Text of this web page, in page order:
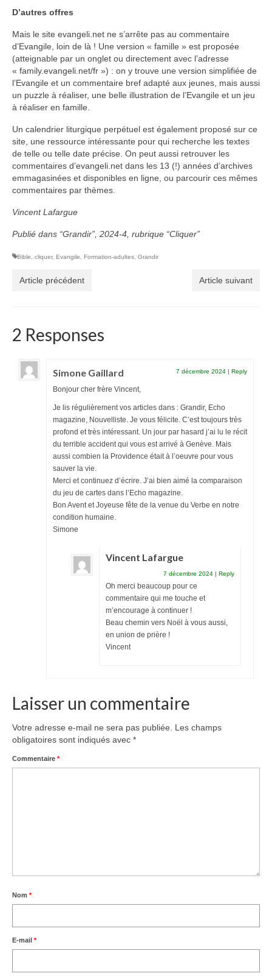
SpiNéma
Vidéos Bibliques
Autres Vidéos
Apprendre
Conférences, Retraites
Enseignements ALTIUS
Enseignements CCRFE-ABC
Autres Enseignements
Anciens enseignements Théodule
Prier
Lieux et Dates
D’autres offres
Mais le site evangeli.net ne s’arrête pas au commentaire
d’Evangile, loin de là ! Une version « famille » est proposée
(atteignable par un onglet ou directement avec l’adresse
« family.evangeli.net/fr ») : on y trouve une version simplifiée de
l’Evangile et un commentaire bref adapté aux jeunes, mais aussi
un puzzle à réaliser, une belle illustration de l’Evangile et un jeu
à réaliser en famille.
Un calendrier liturgique perpétuel est également proposé sur ce
site, une ressource intéressante pour qui recherche les textes
de telle ou telle date précise. On peut aussi retrouver les
commentaires d’evangeli.net dans les 13 (!) années d’archives
emmagasinées et disponibles en ligne, ou parcourir ces mêmes
commentaires par thèmes.
Vincent Lafargue
Publié dans “Grandir”, 2024-4, rubrique “Cliquer”
Bible, cliquer, Evangile, Formation-adultes, Grandir
Article précédent Article suivant
2 Responses
Simone Gaillard 7 décembre 2024 | Reply
Bonjour cher frère Vincent,
Je lis régulièrement vos articles dans : Grandir, Echo
magazine, Nouvelliste. Je vous félicite. C’est toujours très
profond et très intéressant. Un jour par hasard j’ai lu le récit
du terrible accident qui vous est arrivé à Genève. Mais
aussi combien la Providence était à l’oeuvre pour vous
sauver la vie.
Merci et continuez d’écrire. J’ai bien aimé la comparaison
du jeu de cartes dans l’Echo magazine.
Bon Avent et Joyeuse fête de la venue du Verbe en notre
condition humaine.
Simone
Vincent Lafargue
7 décembre 2024 | Reply
Oh merci beaucoup pour ce
commentaire qui me touche et
m’encourage à continuer !
Beau chemin vers Noël à vous aussi,
en union de prière !
Vincent
Laisser un commentaire
Votre adresse e-mail ne sera pas publiée. Les champs
obligatoires sont indiqués avec *
Commentaire *
Nom *
E-mail *